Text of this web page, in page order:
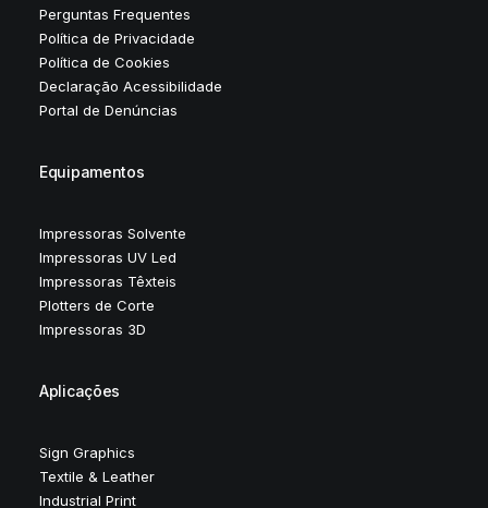
Perguntas Frequentes
Política de Privacidade
Política de Cookies
Declaração Acessibilidade
Portal de Denúncias
Equipamentos
Impressoras Solvente
Impressoras UV Led
Impressoras Têxteis
Plotters de Corte
Impressoras 3D
Aplicações
Sign Graphics
Textile & Leather
Industrial Print